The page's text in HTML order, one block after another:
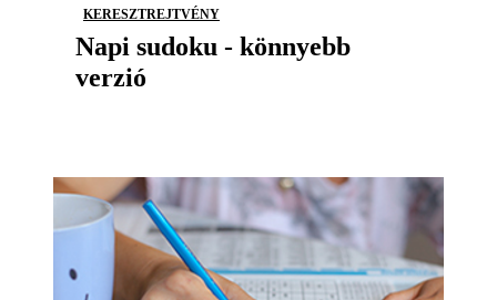
KERESZTREJTVÉNY
Napi sudoku - könnyebb
verzió